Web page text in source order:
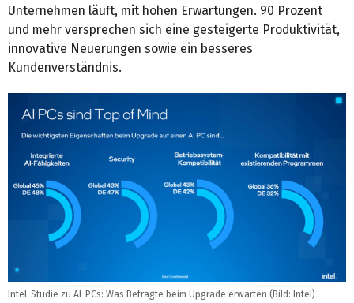
Unternehmen läuft, mit hohen Erwartungen. 90 Prozent
und mehr versprechen sich eine gesteigerte Produktivität,
innovative Neuerungen sowie ein besseres
Kundenverständnis.
Intel-Studie zu AI-PCs: Was Befragte beim Upgrade erwarten (Bild: Intel)